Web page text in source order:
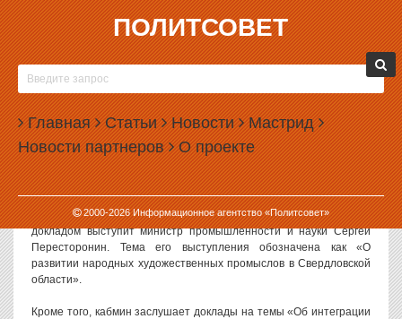
ПОЛИТСОВЕТ
Главная Статьи Новости Мастрид
Новости партнеров О проекте
2000-2026Информационное агентство «Политсовет»
09.08.2017, 15:50
СВЕРДЛОВСКОЕ ПРАВИТЕЛЬСТВО 40 МИНУТ
БУДЕТ ОБСУЖДАТЬ НАРОДНЫЕ ПРОМЫСЛЫ
Развитие народных промыслов будет центральной темой
заседания правительства Свердловской области, намеченного
на 10 августа 2017 года. Министры и врио губернатора
заслушают по этой теме четырех докладчиков.
Как следует из повестки заседания правительства, с основным
докладом выступит министр промышленности и науки Сергей
Пересторонин. Тема его выступления обозначена как «О
развитии народных художественных промыслов в Свердловской
области».
Кроме того, кабмин заслушает доклады на темы «Об интеграции